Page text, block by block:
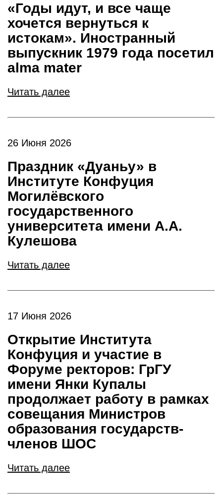
«Годы идут, и все чаще
хочется вернуться к
истокам». Иностранный
выпускник 1979 года посетил
alma mater
Читать далее
26 Июня 2026
Праздник «Дуаньу» в
Институте Конфуция
Могилёвского
государственного
университета имени А.А.
Кулешова
Читать далее
17 Июня 2026
Открытие Института
Конфуция и участие в
Форуме ректоров: ГрГУ
имени Янки Купалы
продолжает работу в рамках
совещания Министров
образования государств-
членов ШОС
Читать далее